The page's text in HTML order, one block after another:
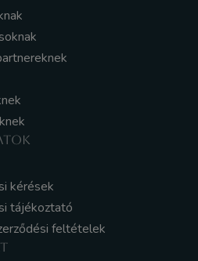
kérések
tájékoztató
feltételek